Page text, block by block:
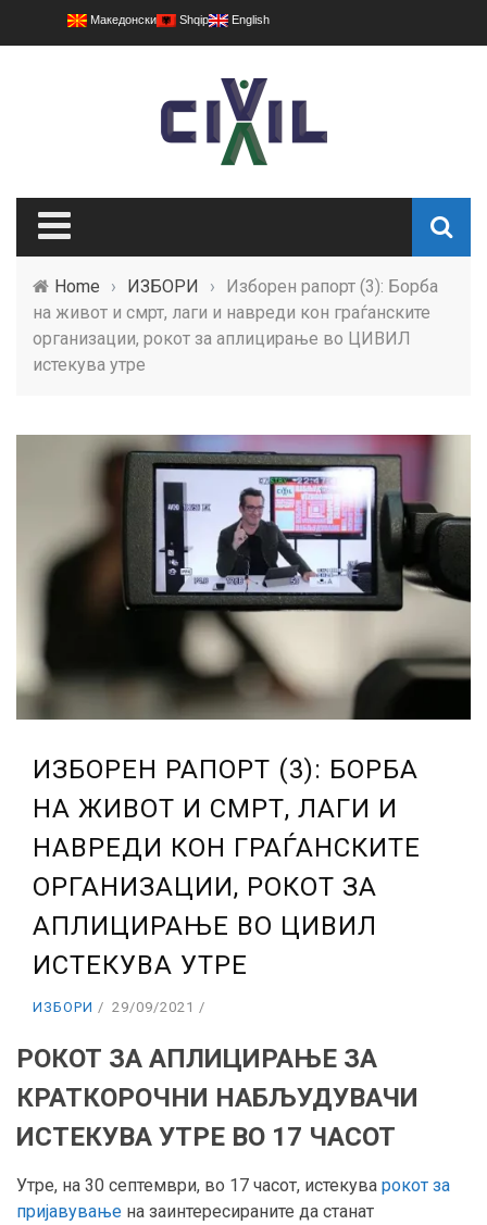
Македонски Shqip English
Home › ИЗБОРИ ›
Изборен рапорт (3): Борба
на живот и смрт, лаги и навреди кон граѓанските
организации, рокот за аплицирање во ЦИВИЛ
истекува утре
ИЗБОРЕН РАПОРТ (3): БОРБА
НА ЖИВОТ И СМРТ, ЛАГИ И
НАВРЕДИ КОН ГРАЃАНСКИТЕ
ОРГАНИЗАЦИИ, РОКОТ ЗА
АПЛИЦИРАЊЕ ВО ЦИВИЛ
ИСТЕКУВА УТРЕ
ИЗБОРИ 29/09/2021
РОКОТ ЗА АПЛИЦИРАЊЕ ЗА
КРАТКОРОЧНИ НАБЉУДУВАЧИ
ИСТЕКУВА УТРЕ ВО 17 ЧАСОТ
Утре, на 30 септември, во 17 часот, истекува рокот за
пријавување на заинтересираните да станат